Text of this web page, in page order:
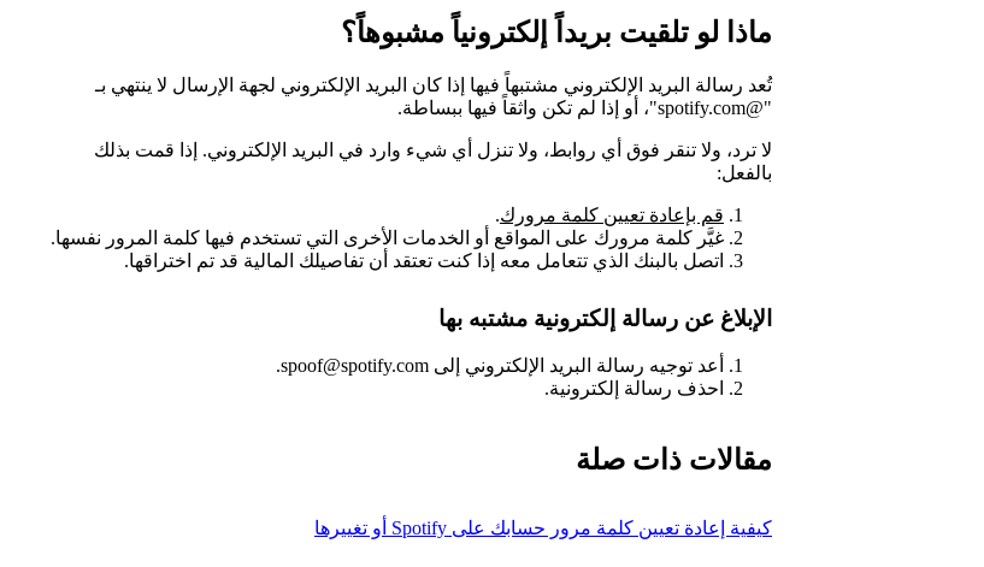
ماذا لو تلقيت بريداً إلكترونياً مشبوهاً؟
تُعد رسالة البريد الإلكتروني مشتبهاً فيها إذا كان البريد الإلكتروني لجهة الإرسال لا ينتهي بـ
"@spotify.com"، أو إذا لم تكن واثقاً فيها ببساطة.
لا ترد، ولا تنقر فوق أي روابط، ولا تنزل أي شيء وارد في البريد الإلكتروني. إذا قمت بذلك
بالفعل:
قم بإعادة تعيين كلمة مرورك.
غيَّر كلمة مرورك على المواقع أو الخدمات الأخرى التي تستخدم فيها كلمة المرور نفسها.
اتصل بالبنك الذي تتعامل معه إذا كنت تعتقد أن تفاصيلك المالية قد تم اختراقها.
الإبلاغ عن رسالة إلكترونية مشتبه بها
أعد توجيه رسالة البريد الإلكتروني إلى spoof@spotify.com.
احذف رسالة إلكترونية.
مقالات ذات صلة
كيفية إعادة تعيين كلمة مرور حسابك على Spotify أو تغييرها